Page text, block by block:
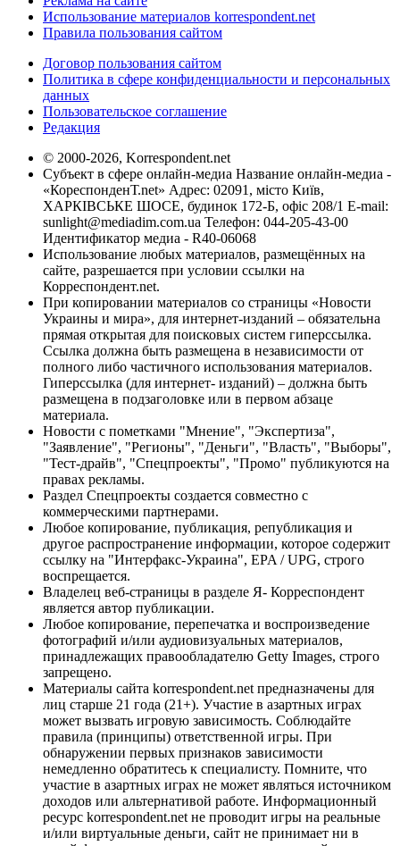
Использование материалов korrespondent.net
Правила пользования сайтом
Договор пользования сайтом
Политика в сфере конфиденциальности и персональных
данных
Пользовательское соглашение
Редакция
© 2000-2026, Korrespondent.net
Субъект в сфере онлайн-медиа Название онлайн-медиа -
«КореспонденТ.net» Адрес: 02091, місто Київ,
ХАРКІВСЬКЕ ШОСЕ, будинок 172-Б, офіс 208/1 E-mail:
sunlight@mediadim.com.ua Телефон: 044-205-43-00
Идентификатор медиа - R40-06068
Использование любых материалов, размещённых на
сайте, разрешается при условии ссылки на
Корреспондент.net.
При копировании материалов со страницы «Новости
Украины и мира», для интернет-изданий – обязательна
прямая открытая для поисковых систем гиперссылка.
Ссылка должна быть размещена в независимости от
полного либо частичного использования материалов.
Гиперссылка (для интернет- изданий) – должна быть
размещена в подзаголовке или в первом абзаце
материала.
Новости с пометками "Мнение", "Экспертиза",
"Заявление", "Регионы", "Деньги", "Власть", "Выборы",
"Тест-драйв", "Спецпроекты", "Промо" публикуются на
правах рекламы.
Раздел Спецпроекты создается совместно с
коммерческими партнерами.
Любое копирование, публикация, републикация и
другое распространение информации, которое содержит
ссылку на "Интерфакс-Украина", EPA / UPG, строго
воспрещается.
Владелец веб-страницы в разделе Я- Корреспондент
является автор публикации.
Любое копирование, перепечатка и воспроизведение
фотографий и/или аудиовизуальных материалов,
принадлежащих правообладателю Getty Images, строго
запрещено.
Материалы сайта korrespondent.net предназначены для
лиц старше 21 года (21+). Участие в азартных играх
может вызвать игровую зависимость. Соблюдайте
правила (принципы) ответственной игры. При
обнаружении первых признаков зависимости
немедленно обратитесь к специалисту. Помните, что
участие в азартных играх не может являться источником
доходов или альтернативой работе. Информационный
ресурс korrespondent.net не проводит игры на реальные
и/или виртуальные деньги, сайт не принимает ни в